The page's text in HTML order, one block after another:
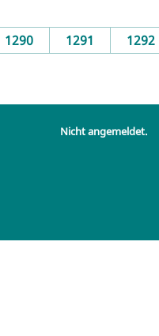
1290 1291 1292
Nicht angemeldet.